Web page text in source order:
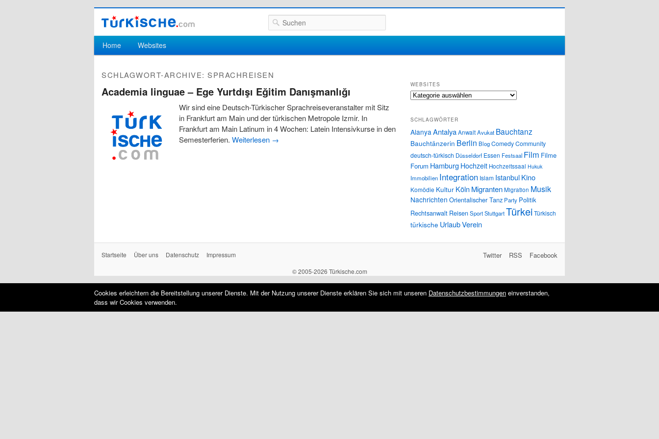
Suchen
Hauptmenü
Zum Inhalt wechseln
Zum sekundären Inhalt wechseln
Home Websites
SCHLAGWORT-ARCHIVE: SPRACHREISEN
Academia linguae – Ege Yurtdışı Eğitim Danışmanlığı
Wir sind eine Deutsch-Türkischer Sprachreiseveranstalter mit Sitz
in Frankfurt am Main und der türkischen Metropole Izmir. In
Frankfurt am Main Latinum in 4 Wochen: Latein Intensivkurse in den
Semesterferien. Weiterlesen →
WEBSITES
Websites
SCHLAGWÖRTER
Alanya AntalyaAnwaltAvukat Bauchtanz
Bauchtänzerin Berlin BlogComedyCommunity
deutsch-türkisch Düsseldorf Essen Festsaal Film Filme
Forum Hamburg Hochzeit Hochzeitssaal Hukuk
Immobilien Integration Islam IstanbulKino
Komödie Kultur Köln MigrantenMigration Musik
Nachrichten Orientalischer Tanz Party Politik
Rechtsanwalt ReisenSportStuttgartTürkeiTürkisch
türkische UrlaubVerein
Startseite Über uns Datenschutz Impressum Facebook
RSS
Twitter
© 2005-2026 Türkische.com
Cookies erleichtern die Bereitstellung unserer Dienste. Mit der Nutzung unserer Dienste erklären Sie sich mit unseren Datenschutzbestimmungen einverstanden,
dass wir Cookies verwenden.